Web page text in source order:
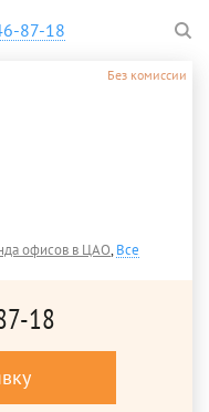
87-18
Без комиссии
офисов в ЦАО,Все
18